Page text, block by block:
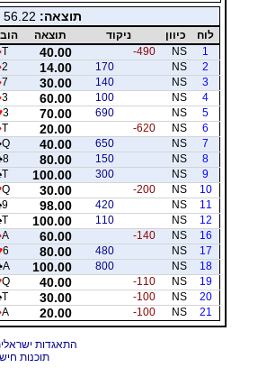
תוצאה: 56.22
לוח כיוון ניקוד תוצאה
1
NS
-490
40.00
T
2
NS
170
14.00
2
3
NS
140
30.00
7
4
NS
100
60.00
3
5
NS
690
70.00
3
6
NS
-620
20.00
T
7
NS
650
40.00
Q
8
NS
150
80.00
8
9
NS
300
100.00
T
10
NS
-200
30.00
Q
11
NS
420
98.00
9
12
NS
110
100.00
T
16
NS
-140
60.00
A
17
NS
480
80.00
6
18
NS
800
100.00
A
19
NS
-110
40.00
Q
20
NS
-100
30.00
T
21
NS
-100
20.00
A
התאגדות ישראלית לברידג' 2022 ©
תוכנות